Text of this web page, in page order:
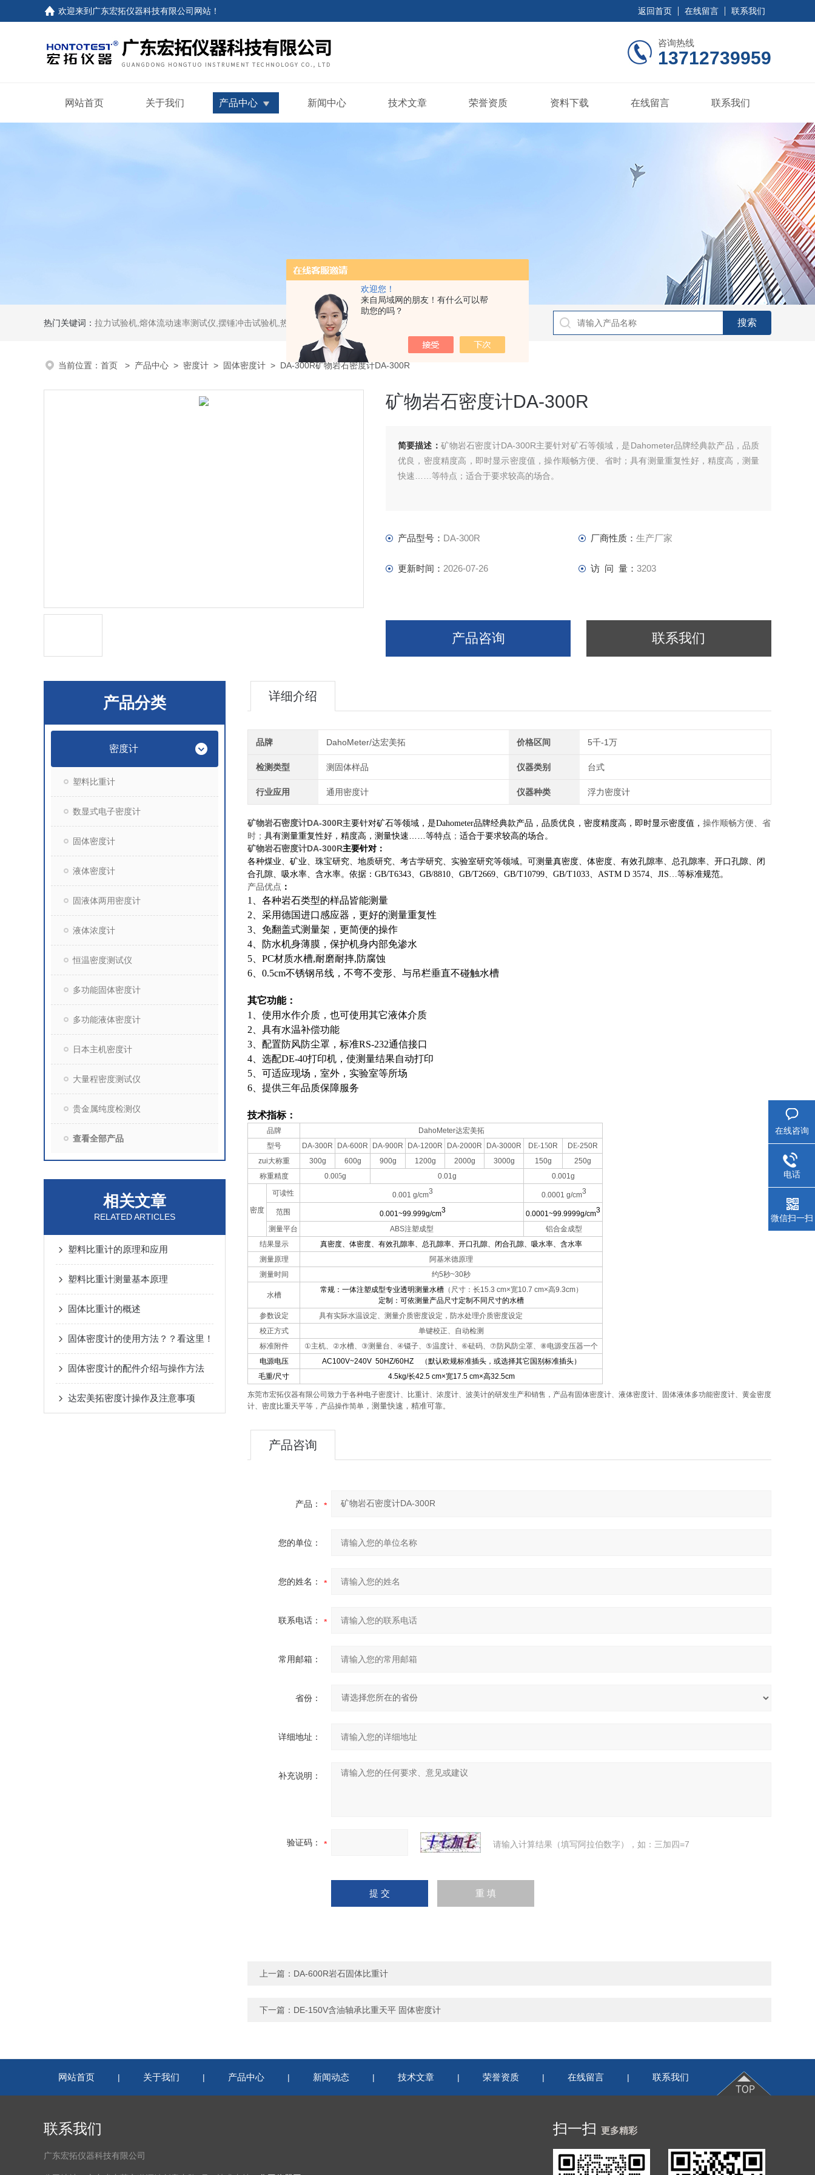
欢迎您！
来自局域网的朋友！有什么可以帮
助您的吗？
欢迎来到 广东宏拓仪器科技有限公司网站 ！ 返回首页 在线留言 联系我们
咨询热线
13712739959
网站首页 关于我们 产品中心 新闻中心 技术文章 荣誉资质 资料下载 在线留言 联系我们
热门关键词： 拉力试验机,熔体流动速率测试仪,摆锤冲击试验机,热变形维卡试验机,密度测试仪,水平垂直燃烧试验机,针焰试验机,恒温恒湿试验机,UV紫外线老化试验机,DSC差示扫描量热仪
当前位置： 首页 > 产品中心 > 密度计 > 固体密度计 > DA-300R矿物岩石密度计DA-300R
矿物岩石密度计DA-300R
简要描述： 矿物岩石密度计DA-300R主要针对矿石等领域，是Dahometer品牌经典款产品，品质
优良，密度精度高，即时显示密度值，操作顺畅方便、省时；具有测量重复性好，精度高，测量
快速……等特点；适合于要求较高的场合。
产品型号： DA-300R 厂商性质： 生产厂家
更新时间： 2026-07-26 访 问 量： 3203
产品咨询 联系我们
产品分类
密度计
塑料比重计
数显式电子密度计
固体密度计
液体密度计
固液体两用密度计
液体浓度计
恒温密度测试仪
多功能固体密度计
多功能液体密度计
日本主机密度计
大量程密度测试仪
贵金属纯度检测仪
查看全部产品
相关文章
RELATED ARTICLES
塑料比重计的原理和应用
塑料比重计测量基本原理
固体比重计的概述
固体密度计的使用方法？？看这里！
固体密度计的配件介绍与操作方法
达宏美拓密度计操作及注意事项
详细介绍
品牌 DahoMeter/达宏美拓 价格区间 5千-1万
检测类型 测固体样品 仪器类别 台式
行业应用 通用密度计 仪器种类 浮力密度计
矿物岩石密度计DA-300R主要针对矿石等领域，是Dahometer品牌经典款产品，品质优良，密度精度高，即时显示密度值， 操作顺畅方便、省
时； 具有测量重复性好，精度高， 测量快速 ……等特点 ； 适合于要求较高的场合 。
矿物岩石密度计DA-300R主要针对：
各种煤业、矿业、珠宝研究、地质研究、考古学研究、实验室研究等领域。可测量真密度、体密度、有效孔隙率、总孔隙率、开口孔隙、闭
合孔隙、吸水率、含水率。依据：GB/T6343、GB/8810、GB/T2669、GB/T10799、GB/T1033、ASTM D 3574、JIS…等标准规范。
产品优点 ：
1、各种岩石类型的样品皆能测量
2、采用德国进口感应器，更好的测量重复性
3、免翻盖式测量架，更简便的操作
4、防水机身薄膜，保护机身内部免渗水
5、PC材质水槽,耐磨耐摔,防腐蚀
6、0.5cm不锈钢吊线，不弯不变形、与吊栏垂直不碰触水槽
其它功能：
1、使用水作介质，也可使用其它液体介质
2、具有水温补偿功能
3、配置防风防尘罩，标准RS-232通信接口
4、选配DE-40打印机，使测量结果自动打印
5、可适应现场，室外，实验室等所场
6、提供三年品质保障服务
技术指标：
品牌
DahoMeter达宏美拓
型号
DA-300R DA-600R DA-900R DA-1200R DA-2000R DA-3000R DE-150R DE-250R
zui大称重
300g 600g 900g 1200g 2000g 3000g 150g
250g
称重精度
0.005g 0.01g 0.001g
密度
可读性 0.001 g/cm3 0.0001 g/cm3
范围 0.001~99.999g/cm3 0.0001~99.9999g/cm3
测量平台 ABS注塑成型
铝合金成型
结果显示
真密度、体密度、有效孔隙率、总孔隙率、开口孔隙、闭合孔隙、吸水率、含水率
测量原理
阿基米德原理
测量时间
约5秒~30秒
水槽
常规：一体注塑成型专业透明测量水槽（尺寸：长15.3 cm×宽10.7 cm×高9.3cm）
定制：可依测量产品尺寸定制不同尺寸的水槽
参数设定
具有实际水温设定、测量介质密度设定，防水处理介质密度设定
校正方式
单键校正、自动检测
标准附件
①主机、 ②水槽、 ③测量台、 ④镊子、 ⑤温度计、 ⑥砝码、 ⑦ 防风防尘罩、 ⑧电源变压器一个
电源电压
AC100V~240V 50HZ/60HZ （默认欧规标准插头，或选择其它国别标准插头）
毛重/尺寸
4.5kg/长42.5 cm×宽17.5 cm×高32.5cm
东莞市宏拓仪器有限公司致力于各种电子密度计、比重计、浓度计、波美计的研发生产和销售，产品有固体密度计、液体密度计、固体液体多功能密度计、黄金密度
计、密度比重天平等， 产品操作简单 ，测量快速，精准可靠。
产品咨询
产品：
您的单位：
您的姓名：
联系电话：
常用邮箱：
省份：
详细地址：
补充说明：
验证码： 请输入计算结果（填写阿拉伯数字），如：三加四=7
上一篇： DA-600R岩石固体比重计
下一篇： DE-150V含油轴承比重天平 固体密度计
网站首页 | 关于我们 | 产品中心 | 新闻动态 | 技术文章 | 荣誉资质 | 在线留言 | 联系我们
联系我们
广东宏拓仪器科技有限公司
扫一扫 更多精彩
在线咨询
电话
微信扫一扫